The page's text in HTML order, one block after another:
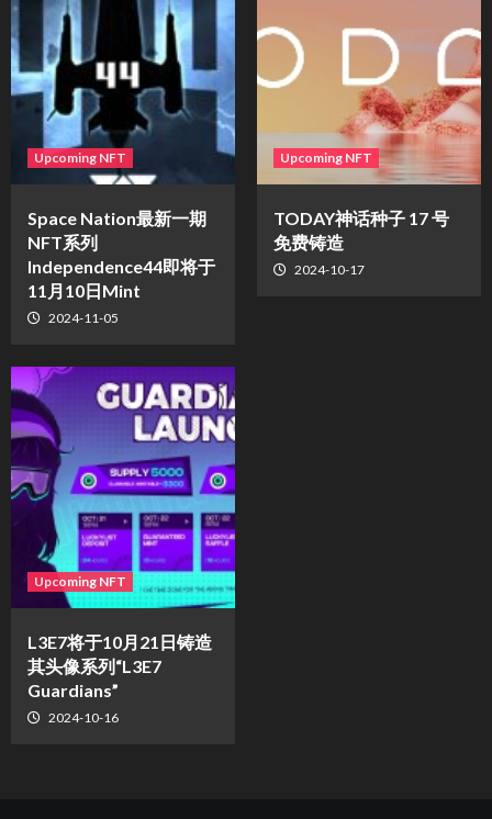
Upcoming NFT
Space Nation最新一期
NFT系列
Independence44即将于
11月10日Mint
2024-11-05
Upcoming NFT
TODAY神话种子 17 号
免费铸造
2024-10-17
Upcoming NFT
L3E7将于10月21日铸造
其头像系列“L3E7
Guardians”
2024-10-16